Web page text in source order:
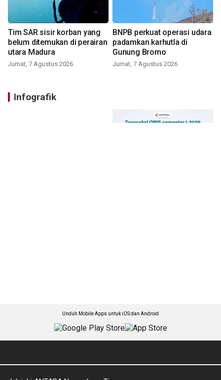
Tim SAR sisir korban yang
belum ditemukan di perairan
utara Madura
Jumat, 7 Agustus 2026
BNPB perkuat operasi udara
padamkan karhutla di
Gunung Bromo
Jumat, 7 Agustus 2026
Infografik
Unduh Mobile Apps untuk iOS dan Android